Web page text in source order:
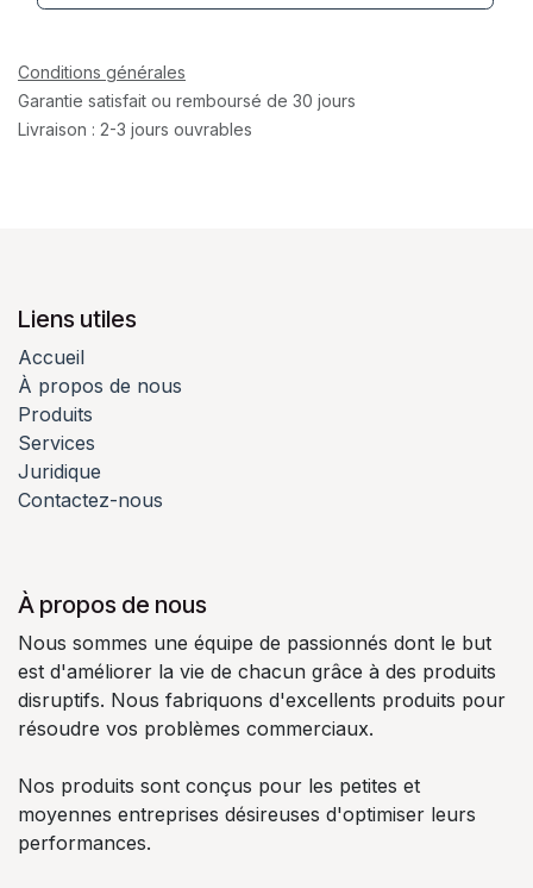
Conditions générales
Garantie satisfait ou remboursé de 30 jours
Livraison : 2-3 jours ouvrables
Liens utiles
Accueil
À propos de nous
Produits
Services
Juridique
Contactez-nous
À propos de nous
Nous sommes une équipe de passionnés dont le but
est d'améliorer la vie de chacun grâce à des produits
disruptifs. Nous fabriquons d'excellents produits pour
résoudre vos problèmes commerciaux.
Nos produits sont conçus pour les petites et
moyennes entreprises désireuses d'optimiser leurs
performances.